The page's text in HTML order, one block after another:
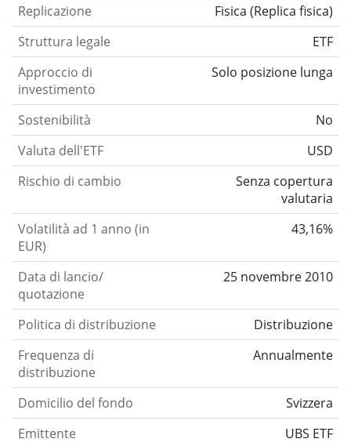
Replicazione Fisica (Replica fisica)
Struttura legale
ETF
Approccio di
investimento
Solo posizione lunga
Sostenibilità
No
Valuta dell'ETF
USD
Rischio di cambio
Senza copertura
valutaria
Volatilità ad 1 anno (in
EUR)
43,16%
Data di lancio/
quotazione
25 novembre 2010
Politica di distribuzione
Distribuzione
Frequenza di
distribuzione
Annualmente
Domicilio del fondo
Svizzera
Emittente
UBS ETF